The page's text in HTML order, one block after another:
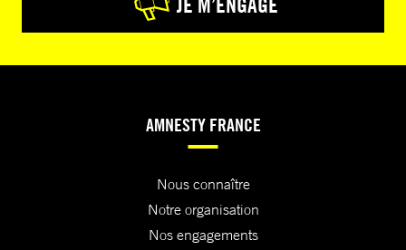
AMNESTY FRANCE
Nous connaître
Notre organisation
Nos engagements